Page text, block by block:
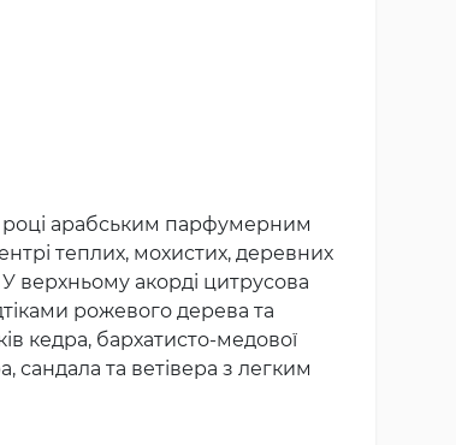
році арабським парфумерним
теплих, мохистих, деревних
верхньому акорді цитрусова
рожевого дерева та
кедра, бархатисто-медової
сандала та ветівера з легким